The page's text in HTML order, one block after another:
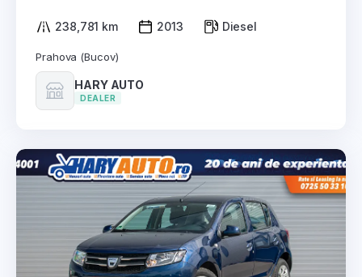
238,781 km 2013 Diesel
Prahova (Bucov)
HARY AUTO
DEALER